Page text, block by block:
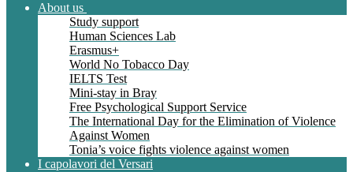
About us
Study support
Human Sciences Lab
Erasmus+
World No Tobacco Day
IELTS Test
Mini-stay in Bray
Free Psychological Support Service
The International Day for the Elimination of Violence
Against Women
Tonia’s voice fights violence against women
I capolavori del Versari